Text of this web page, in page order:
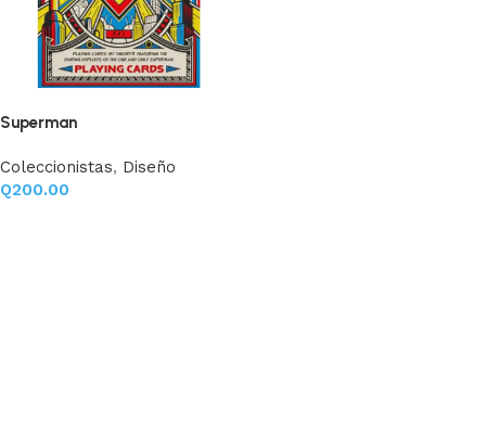
Superman
Coleccionistas, Diseño
Q200.00